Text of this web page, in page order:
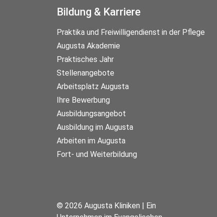
Bildung & Karriere
Praktika und Freiwilligendienst in der Pflege
Augusta Akademie
Praktisches Jahr
Stellenangebote
Arbeitsplatz Augusta
Ihre Bewerbung
Ausbildungsangebot
Ausbildung im Augusta
Arbeiten im Augusta
Fort- und Weiterbildung
© 2026 Augusta Kliniken | Ein